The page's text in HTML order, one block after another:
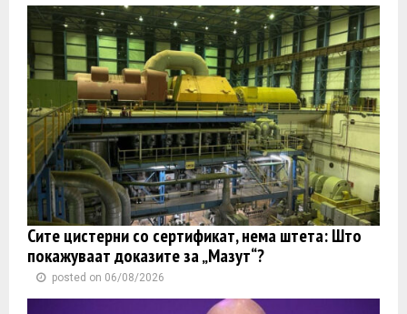
Сите цистерни со сертификат, нема штета: Што
покажуваат доказите за „Мазут“?
posted on 06/08/2026